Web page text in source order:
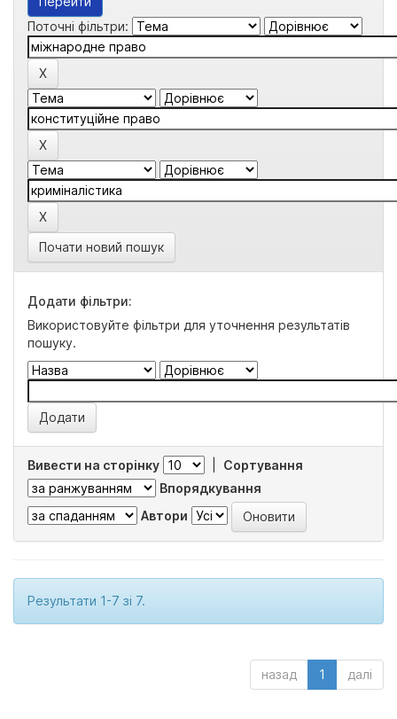
Поточні фільтри:
Почати новий пошук
Додати фільтри:
Використовуйте фільтри для уточнення результатів
пошуку.
Вивести на сторінку
Сортування
Впорядкування
Автори
Результати 1-7 зі 7.
назад 1 далі